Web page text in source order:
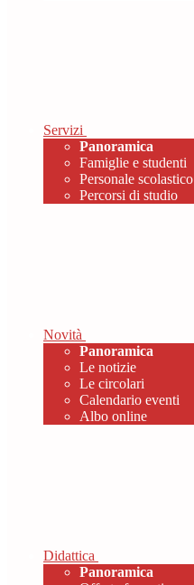
Servizi
Panoramica
Famiglie e studenti
Personale scolastico
Percorsi di studio
Novità
Panoramica
Le notizie
Le circolari
Calendario eventi
Albo online
Didattica
Panoramica